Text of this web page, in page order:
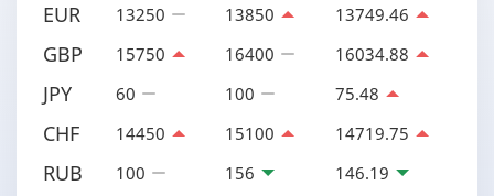
EUR 13250 13850 13749.46
GBP 15750 16400 16034.88
JPY 60 100 75.48
CHF 14450 15100 14719.75
RUB 100 156 146.19